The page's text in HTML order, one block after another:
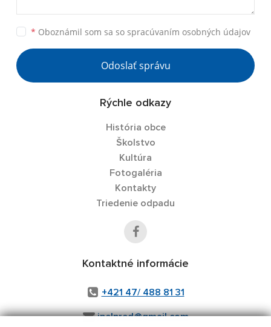
* Oboznámil som sa so spracúvaním osobných údajov
Odoslať správu
Rýchle odkazy
História obce
Školstvo
Kultúra
Fotogaléria
Kontakty
Triedenie odpadu
Kontaktné informácie
+421 47/ 488 81 31
ipelpred@gmail.com